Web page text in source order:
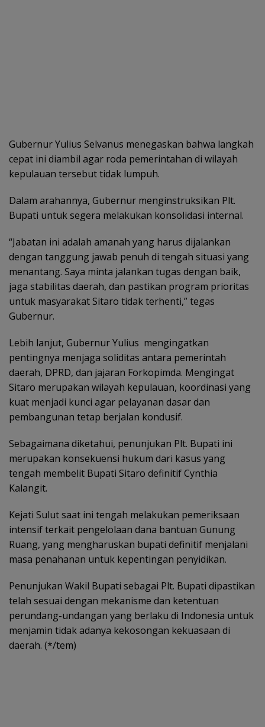
Gubernur Yulius Selvanus menegaskan bahwa langkah
cepat ini diambil agar roda pemerintahan di wilayah
kepulauan tersebut tidak lumpuh.
Dalam arahannya, Gubernur menginstruksikan Plt.
Bupati untuk segera melakukan konsolidasi internal.
“Jabatan ini adalah amanah yang harus dijalankan
dengan tanggung jawab penuh di tengah situasi yang
menantang. Saya minta jalankan tugas dengan baik,
jaga stabilitas daerah, dan pastikan program prioritas
untuk masyarakat Sitaro tidak terhenti,” tegas
Gubernur.
Lebih lanjut, Gubernur Yulius mengingatkan
pentingnya menjaga soliditas antara pemerintah
daerah, DPRD, dan jajaran Forkopimda. Mengingat
Sitaro merupakan wilayah kepulauan, koordinasi yang
kuat menjadi kunci agar pelayanan dasar dan
pembangunan tetap berjalan kondusif.
Sebagaimana diketahui, penunjukan Plt. Bupati ini
merupakan konsekuensi hukum dari kasus yang
tengah membelit Bupati Sitaro definitif Cynthia
Kalangit.
Kejati Sulut saat ini tengah melakukan pemeriksaan
intensif terkait pengelolaan dana bantuan Gunung
Ruang, yang mengharuskan bupati definitif menjalani
masa penahanan untuk kepentingan penyidikan.
Penunjukan Wakil Bupati sebagai Plt. Bupati dipastikan
telah sesuai dengan mekanisme dan ketentuan
perundang-undangan yang berlaku di Indonesia untuk
menjamin tidak adanya kekosongan kekuasaan di
daerah. (*/tem)